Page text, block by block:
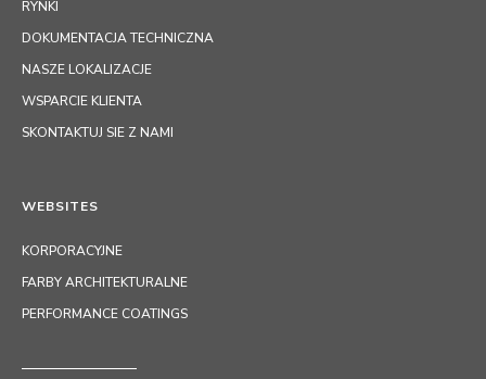
RYNKI
DOKUMENTACJA TECHNICZNA
NASZE LOKALIZACJE
WSPARCIE KLIENTA
SKONTAKTUJ SIE Z NAMI
WEBSITES
KORPORACYJNE
FARBY ARCHITEKTURALNE
PERFORMANCE COATINGS